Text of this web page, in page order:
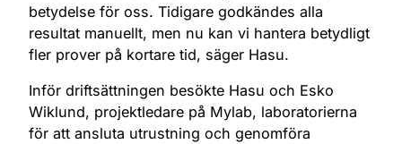
betydelse för oss. Tidigare godkändes alla
resultat manuellt, men nu kan vi hantera betydligt
fler prover på kortare tid, säger Hasu.
Inför driftsättningen besökte Hasu och Esko
Wiklund, projektledare på Mylab, laboratorierna
för att ansluta utrustning och genomföra